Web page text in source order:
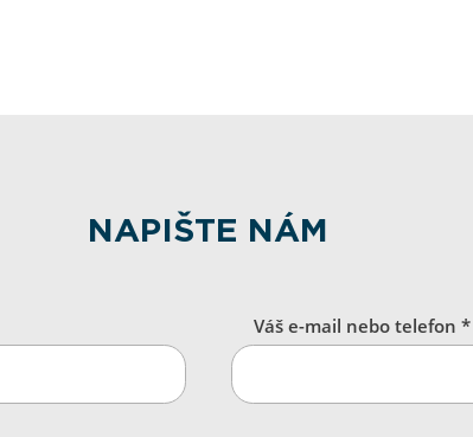
NAPIŠTE NÁM
Váš e-mail nebo telefon *